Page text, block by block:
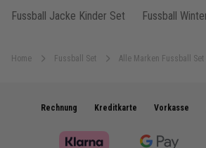
Home Fussball Set Alle Marken Fussball Set
Rechnung Kreditkarte Vorkasse
Fussball Jacke Kinder Set
Fussball